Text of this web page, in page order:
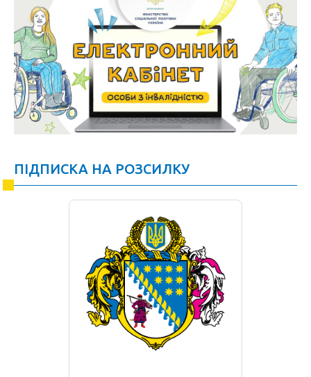
ПІДПИСКА НА РОЗСИЛКУ